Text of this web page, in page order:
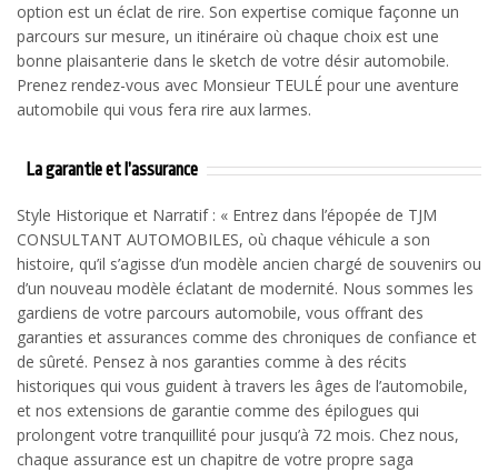
option est un éclat de rire. Son expertise comique façonne un
parcours sur mesure, un itinéraire où chaque choix est une
bonne plaisanterie dans le sketch de votre désir automobile.
Prenez rendez-vous avec Monsieur TEULÉ pour une aventure
automobile qui vous fera rire aux larmes.
La garantie et l’assurance
Style Historique et Narratif : « Entrez dans l’épopée de TJM
CONSULTANT AUTOMOBILES, où chaque véhicule a son
histoire, qu’il s’agisse d’un modèle ancien chargé de souvenirs ou
d’un nouveau modèle éclatant de modernité. Nous sommes les
gardiens de votre parcours automobile, vous offrant des
garanties et assurances comme des chroniques de confiance et
de sûreté. Pensez à nos garanties comme à des récits
historiques qui vous guident à travers les âges de l’automobile,
et nos extensions de garantie comme des épilogues qui
prolongent votre tranquillité pour jusqu’à 72 mois. Chez nous,
chaque assurance est un chapitre de votre propre saga